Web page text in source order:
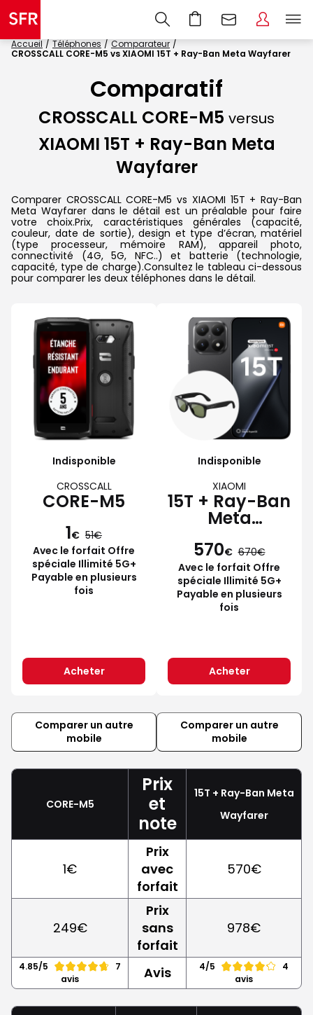
Accueil Téléphones
Comparateur
CROSSCALL CORE-M5 vs XIAOMI 15T + Ray-Ban Meta Wayfarer
Comparatif
CROSSCALL CORE-M5 versus
XIAOMI 15T + Ray-Ban Meta
Wayfarer
Comparer CROSSCALL CORE-M5 vs XIAOMI 15T + Ray-Ban
Meta Wayfarer dans le détail est un préalable pour faire
votre choix.Prix, caractéristiques générales (capacité,
couleur, date de sortie), design et type d’écran, matériel
(type processeur, mémoire RAM), appareil photo,
connectivité (4G, 5G, NFC..) et batterie (technologie,
capacité, type de charge).Consultez le tableau ci-dessous
pour comparer les deux téléphones dans le détail.
Indisponible
CROSSCALL
CORE-M5
1€ 51
Avec le forfait Offre
spéciale Illimité 5G+
Payable en plusieurs
fois
Acheter
Indisponible
XIAOMI
15T + Ray-Ban
Meta
570€ 670
Avec le forfait Offre
spéciale Illimité 5G+
Payable en plusieurs
fois
Acheter
Comparer un autre
mobile
Comparer un autre
mobile
CORE-M5
Prix
et
note
15T + Ray-Ban Meta
Wayfarer
1€
Prix
avec
forfait
570€
249€
Prix
sans
forfait
978€
4.85/5
7
avis
Avis 4/5
4
avis